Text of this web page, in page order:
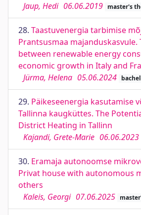
Jaup, Hedi 06.06.2019 master's
28. Taastuvenergia tarbimise
Prantsusmaa
between renewable energy
economic growth in Italy and
Jürma, Helena 05.06.2024
29. Päikeseenergia kasutamise
Tallinna kaugküttes. The
District Heating in Tallinn
Kajandi, Grete-Marie 06.06.2023
30. Eramaja autonoomse
Privat house with autonomous
others
Kaleis, Georgi 07.06.2025